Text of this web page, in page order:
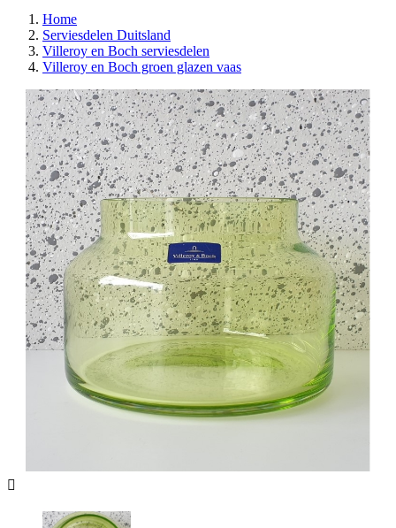
Home
Serviesdelen Duitsland
Villeroy en Boch serviesdelen
Villeroy en Boch groen glazen vaas
